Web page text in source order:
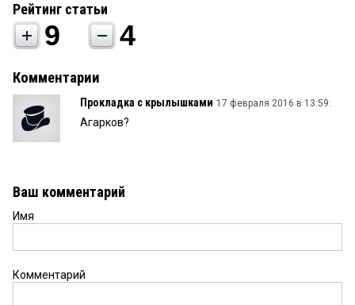
Рейтинг статьи
9 4
Комментарии
Прокладка с крылышками 17 февраля 2016 в 13:59:
Агарков?
Ваш комментарий
Имя
Комментарий